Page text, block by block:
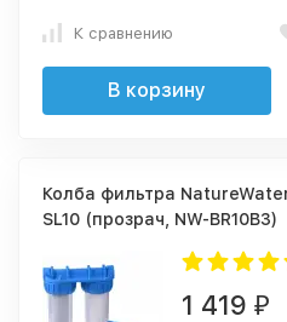
К сравнению
В корзину
Колба фильтра
SL10 (прозрач, NW-BR10B3)
1 419 ₽